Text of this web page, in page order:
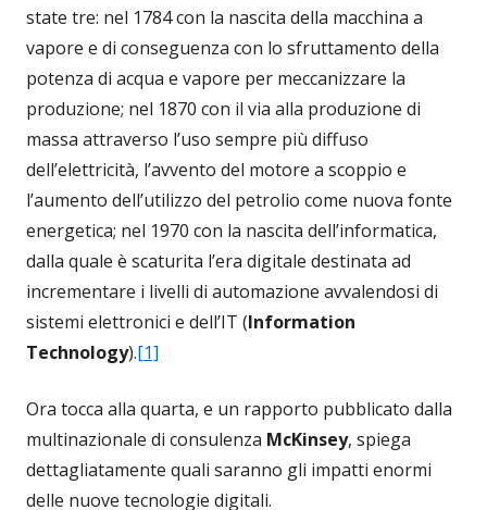
state tre: nel 1784 con la nascita della macchina a
vapore e di conseguenza con lo sfruttamento della
potenza di acqua e vapore per meccanizzare la
produzione; nel 1870 con il via alla produzione di
massa attraverso l’uso sempre più diffuso
dell’elettricità, l’avvento del motore a scoppio e
l’aumento dell’utilizzo del petrolio come nuova fonte
energetica; nel 1970 con la nascita dell’informatica,
dalla quale è scaturita l’era digitale destinata ad
incrementare i livelli di automazione avvalendosi di
sistemi elettronici e dell’IT (Information
Technology).[1]
Ora tocca alla quarta, e un rapporto pubblicato dalla
multinazionale di consulenza McKinsey, spiega
dettagliatamente quali saranno gli impatti enormi
delle nuove tecnologie digitali.